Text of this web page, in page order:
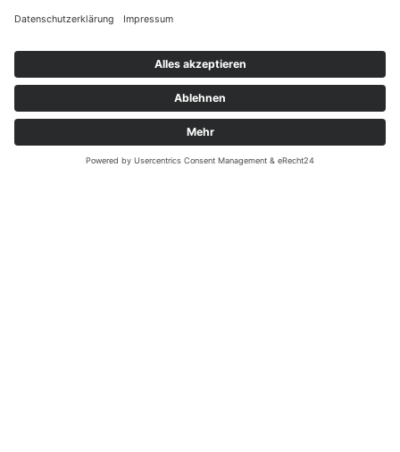
MEGADENTA Dentalprodukte GmbH
D-01454 Radeberg, Germany